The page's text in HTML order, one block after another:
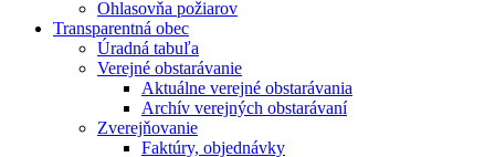
Ohlasovňa požiarov
Transparentná obec
Úradná tabuľa
Verejné obstarávanie
Aktuálne verejné obstarávania
Archív verejných obstarávaní
Zverejňovanie
Faktúry, objednávky